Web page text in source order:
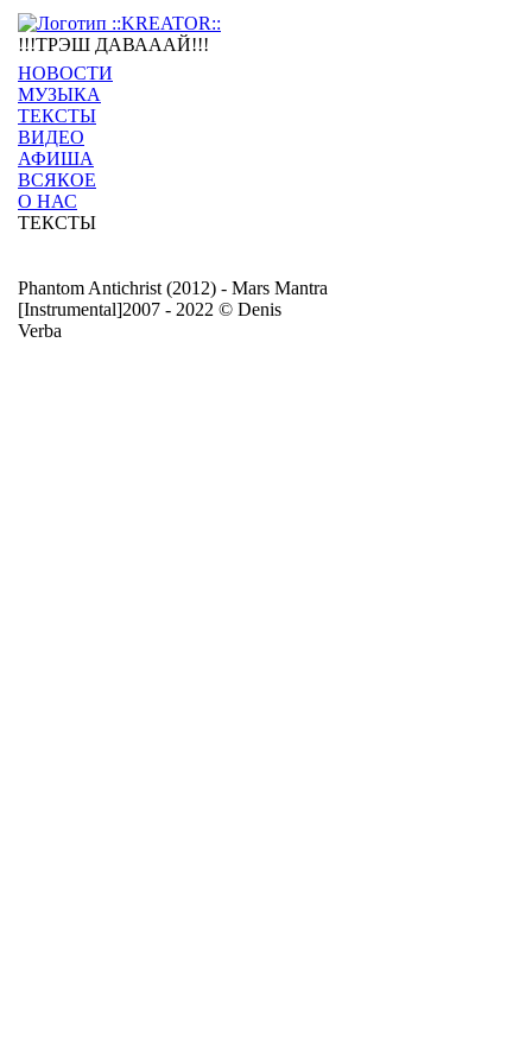
!!!ТРЭШ ДАВАААЙ!!!
НОВОСТИ
МУЗЫКА
ТЕКСТЫ
ВИДЕО
АФИША
ВСЯКОЕ
О НАС
ТЕКСТЫ
Phantom Antichrist (2012) - Mars Mantra
[Instrumental]2007 - 2022 © Denis
Verba